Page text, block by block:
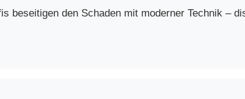
beseitigen den Schaden mit moderner Technik –